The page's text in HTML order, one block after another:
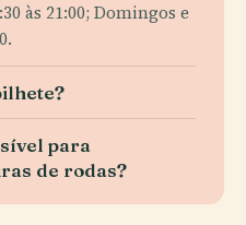
às 21:00; Domingos e
para
de rodas?